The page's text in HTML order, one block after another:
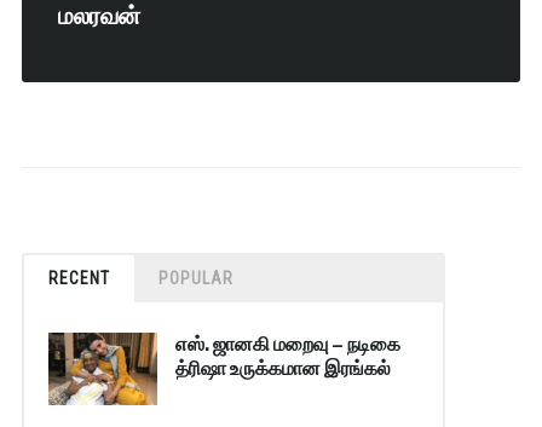
மலரவன்
RECENT POPULAR
எஸ். ஜானகி மறைவு – நடிகை
த்ரிஷா உருக்கமான இரங்கல்